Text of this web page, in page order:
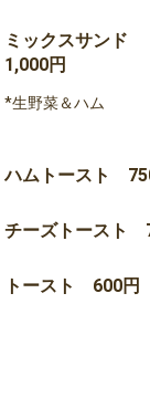
ミックスサンド
1,000円
*生野菜＆ハム
ハムトースト
チーズトースト
トースト 600円